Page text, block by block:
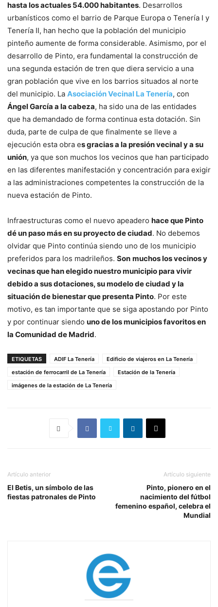
hasta los actuales 54.000 habitantes. Desarrollos
urbanísticos como el barrio de Parque Europa o Tenería I y
Tenería II, han hecho que la población del municipio
pinteño aumente de forma considerable. Asimismo, por el
desarrollo de Pinto, era fundamental la construcción de
una segunda estación de tren que diera servicio a una
gran población que vive en los barrios situados al norte
del municipio. La Asociación Vecinal La Tenería, con
Ángel García a la cabeza, ha sido una de las entidades
que ha demandado de forma continua esta dotación. Sin
duda, parte de culpa de que finalmente se lleve a
ejecución esta obra es gracias a la presión vecinal y a su
unión, ya que son muchos los vecinos que han participado
en las diferentes manifestación y concentración para exigir
a las administraciones competentes la construcción de la
nueva estación de Pinto.
Infraestructuras como el nuevo apeadero hace que Pinto
dé un paso más en su proyecto de ciudad. No debemos
olvidar que Pinto continúa siendo uno de los municipio
preferidos para los madrileños. Son muchos los vecinos y
vecinas que han elegido nuestro municipio para vivir
debido a sus dotaciones, su modelo de ciudad y la
situación de bienestar que presenta Pinto. Por este
motivo, es tan importante que se siga apostando por Pinto
y por continuar siendo uno de los municipios favoritos en
la Comunidad de Madrid.
ETIQUETAS ADIF La Tenería
Edificio de viajeros en La Tenería
estación de ferrocarril de La Tenería
Estación de la Tenería
imágenes de la estación de La Tenería
Artículo anterior
El Betis, un símbolo de las
fiestas patronales de Pinto
Artículo siguiente
Pinto, pionero en el
nacimiento del fútbol
femenino español, celebra el
Mundial